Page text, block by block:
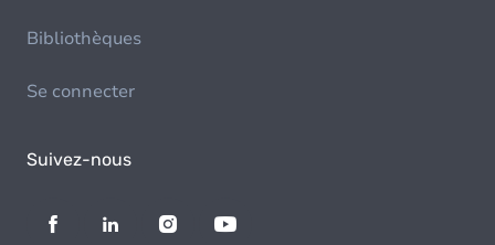
Bibliothèques
Se connecter
Suivez-nous